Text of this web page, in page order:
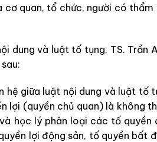
quan, tổ chức, người có thẩm
dung và luật tố tụng, TS. Trần
hệ giữa luật nội dung và luật tố
lợi (quyền chủ quan) là không
học lý phân loại các tố
lợi động sản, tố quyền bất